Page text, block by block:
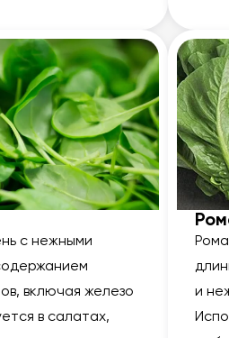
с нежными
включая железо
в салатах,
и